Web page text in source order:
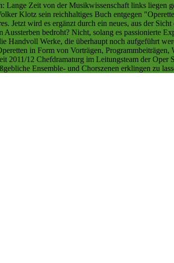
Lange Zeit von der Musikwissenschaft links liegen
Klotz sein reichhaltiges Buch entgegen
Jetzt wird es ergänzt durch ein neues, aus der
bedroht? Nicht, solang es passionierte
Handvoll Werke, die überhaupt noch aufgeführt
in Form von Vorträgen,
2011/12 Chefdramaturg im Leitungsteam der
Ensemble- und Chorszenen erklingen zu